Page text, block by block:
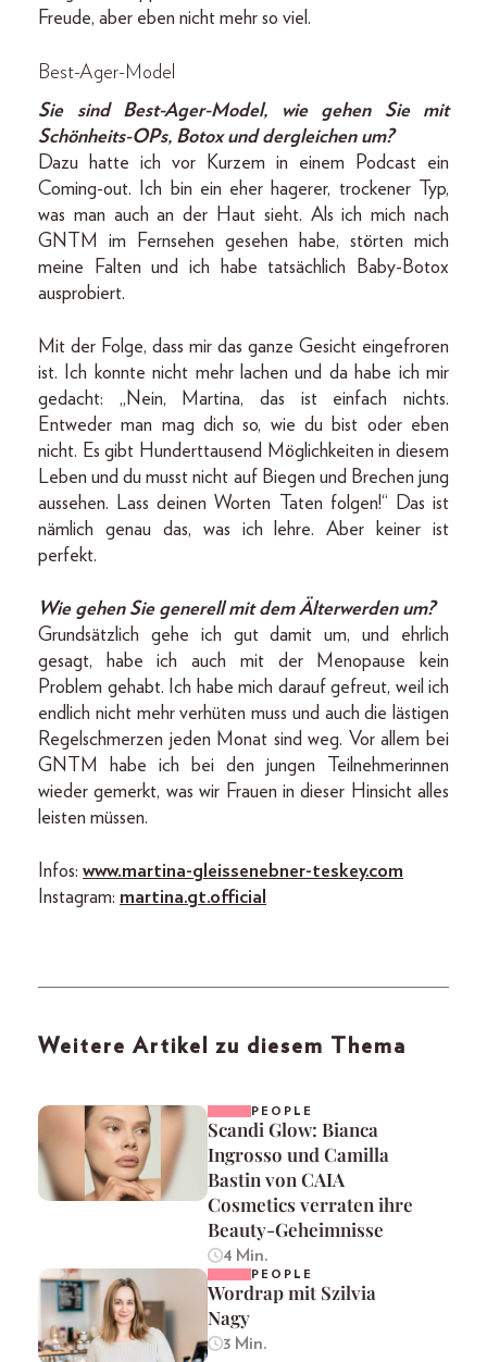
Freude, aber eben nicht mehr so viel.
Best-Ager-Model
Sie sind Best-Ager-Model, wie gehen Sie mit
Schönheits-OPs, Botox und dergleichen um?
Dazu hatte ich vor Kurzem in einem Podcast ein
Coming-out. Ich bin ein eher hagerer, trockener Typ,
was man auch an der Haut sieht. Als ich mich nach
GNTM im Fernsehen gesehen habe, störten mich
meine Falten und ich habe tatsächlich Baby-Botox
ausprobiert.
Mit der Folge, dass mir das ganze Gesicht eingefroren
ist. Ich konnte nicht mehr lachen und da habe ich mir
gedacht: „Nein, Martina, das ist einfach nichts.
Entweder man mag dich so, wie du bist oder eben
nicht. Es gibt Hunderttausend Möglichkeiten in diesem
Leben und du musst nicht auf Biegen und Brechen jung
aussehen. Lass deinen Worten Taten folgen!“ Das ist
nämlich genau das, was ich lehre. Aber keiner ist
perfekt.
Wie gehen Sie generell mit dem Älterwerden um?
Grundsätzlich gehe ich gut damit um, und ehrlich
gesagt, habe ich auch mit der Menopause kein
Problem gehabt. Ich habe mich darauf gefreut, weil ich
endlich nicht mehr verhüten muss und auch die lästigen
Regelschmerzen jeden Monat sind weg. Vor allem bei
GNTM habe ich bei den jungen Teilnehmerinnen
wieder gemerkt, was wir Frauen in dieser Hinsicht alles
leisten müssen.
Infos: www.martina-gleissenebner-teskey.com
Instagram: martina.gt.official
Weitere Artikel zu diesem Thema
PEOPLE
Scandi Glow: Bianca
Ingrosso und Camilla
Bastin von CAIA
Cosmetics verraten ihre
Beauty-Geheimnisse
4 Min.
PEOPLE
Wordrap mit Szilvia
Nagy
3 Min.